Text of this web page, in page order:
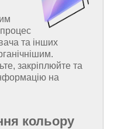
та інших
закріплюйте та
на
кольору